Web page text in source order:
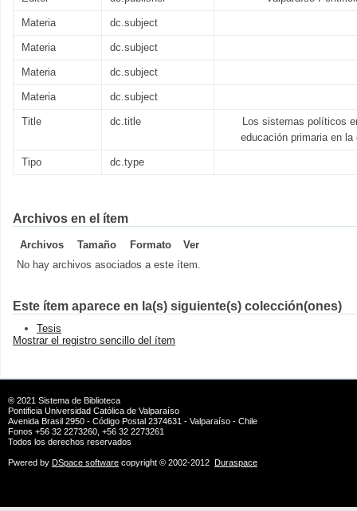
Materia dc.subject
Materia dc.subject
Materia dc.subject
Materia dc.subject
Title dc.title
Los sistemas políticos
educación primaria en
Tipo dc.type
Archivos en el ítem
Archivos Tamaño Formato
Ver
No hay archivos asociados a este ítem.
Este ítem aparece en la(s) siguiente(s) colección(ones)
Tesis
Mostrar el registro sencillo del ítem
® 2021 Sistema de Biblioteca
Pontificia Universidad Católica de Valparaíso
Avenida Brasil 2950 - Código Postal 2374631 - Valparaíso - Chile
Fonos +56 32 2273260, +56 32 2273261
Todos los derechos reservados
Pwered by DSpace software copyright © 2002-2012 Duraspace